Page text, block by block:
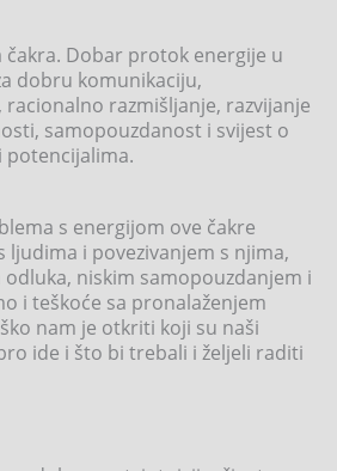
čakra. Dobar protok energije u
dobru komunikaciju,
razmišljanje, razvijanje
samopouzdanost i svijest o
s energijom ove čakre
ljudima i povezivanjem s njima,
niskim samopouzdanjem i
i teškoće sa pronalaženjem
nam je otkriti koji su naši
ide i što bi trebali i željeli raditi